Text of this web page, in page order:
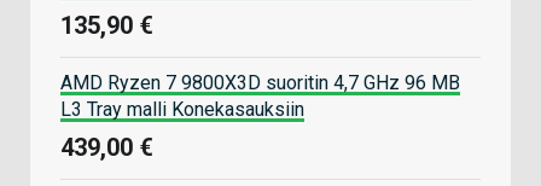
135,90 €
AMD Ryzen 7 9800X3D suoritin 4,7 GHz 96 MB
L3 Tray malli Konekasauksiin
439,00 €